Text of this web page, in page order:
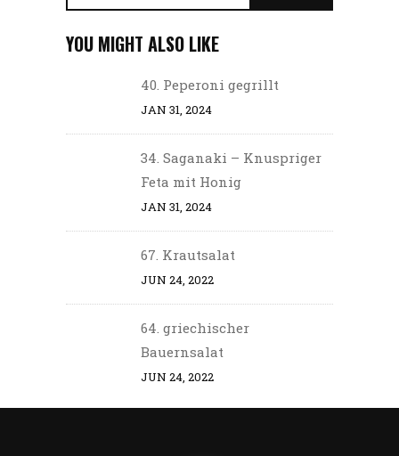
YOU MIGHT ALSO LIKE
40. Peperoni gegrillt
JAN 31, 2024
34. Saganaki – Knuspriger
Feta mit Honig
JAN 31, 2024
67. Krautsalat
JUN 24, 2022
64. griechischer
Bauernsalat
JUN 24, 2022